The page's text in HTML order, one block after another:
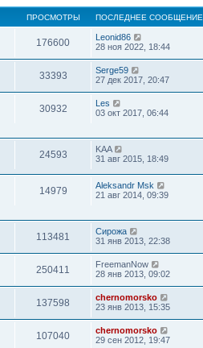
ПРОСМОТРЫ ПОСЛЕДНЕЕ СООБЩЕНИЕ
176600
Leonid86
28 ноя 2022, 18:44
33393
Serge59
27 дек 2017, 20:47
30932
Les
03 окт 2017, 06:44
24593
KAA
31 авг 2015, 18:49
14979
Aleksandr Msk
21 авг 2014, 09:39
113481
Сирожа
31 янв 2013, 22:38
250411
FreemanNow
28 янв 2013, 09:02
137598
chernomorsko
23 янв 2013, 15:35
107040
chernomorsko
29 сен 2012, 19:47